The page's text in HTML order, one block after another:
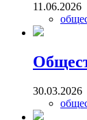
11.06.2026
30.03.2026